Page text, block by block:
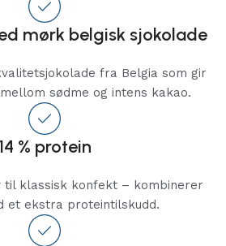
mørk belgisk sjokolade
fra Belgia som gir
sødme og intens kakao.
14 % protein
klassisk konfekt – kombinerer
et ekstra proteintilskudd.